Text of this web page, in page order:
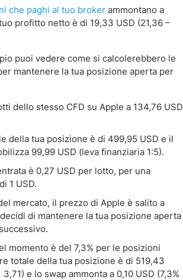
che paghi al tuo broker ammontano a
profitto netto è di 19,33 USD (21,36 –
puoi vedere come si calcolerebbero le
mantenere la tua posizione aperta per
dello stesso CFD su Apple a 134,76 USD
della tua posizione è di 499,95 USD e il
99,99 USD (leva finanziaria 1:5).
è 0,27 USD per lotto, per una
1 USD.
mercato, il prezzo di Apple è salito a
decidi di mantenere la tua posizione aperta
momento è del 7,3% per le posizioni
totale della tua posizione è di 519,43
3,71) e lo swap ammonta a 0,10 USD (7,3%